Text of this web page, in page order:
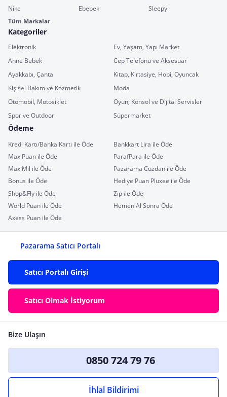
Nike
Ebebek
Sleepy
Tüm Markalar
Kategoriler
Elektronik
Ev, Yaşam, Yapı Market
Anne Bebek
Cep Telefonu ve Aksesuar
Ayakkabı, Çanta
Kitap, Kırtasiye, Hobi, Oyuncak
Kişisel Bakım ve Kozmetik
Moda
Otomobil, Motosiklet
Oyun, Konsol ve Dijital Servisler
Spor ve Outdoor
Süpermarket
Ödeme
Kredi Kartı/Banka Kartı ile Öde
Bankkart Lira ile Öde
MaxiPuan ile Öde
ParafPara ile Öde
MaxiMil ile Öde
Pazarama Cüzdan ile Öde
Bonus ile Öde
Hediye Puan Pluxee ile Öde
Shop&Fly ile Öde
Zip ile Öde
World Puan ile Öde
Hemen Al Sonra Öde
Axess Puan ile Öde
Pazarama Satıcı Portalı
Satıcı Portalı Girişi
Satıcı Olmak İstiyorum
Bize Ulaşın
0850 724 79 76
İhlal Bildirimi